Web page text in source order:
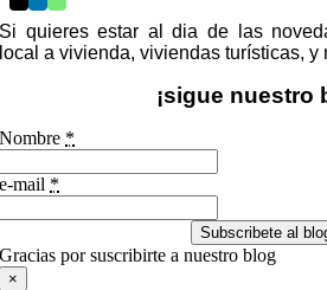
Si quieres estar al dia de las
local a vivienda, viviendas turísticas, y
¡sigue nuestro
Nombre *
e-mail *
Subscribete al
Gracias por suscribirte a nuestro blog
×